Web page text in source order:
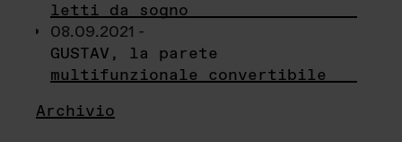
letti da sogno
08.09.2021 -
GUSTAV, la parete
multifunzionale convertibile
Archivio